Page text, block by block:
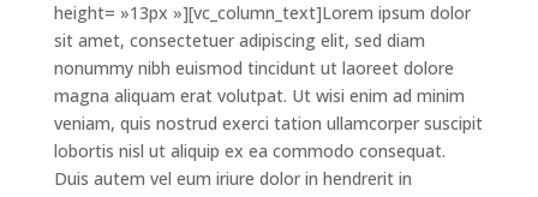
height= »13px »][vc_column_text]Lorem ipsum dolor
sit amet, consectetuer adipiscing elit, sed diam
nonummy nibh euismod tincidunt ut laoreet dolore
magna aliquam erat volutpat. Ut wisi enim ad minim
veniam, quis nostrud exerci tation ullamcorper suscipit
lobortis nisl ut aliquip ex ea commodo consequat.
Duis autem vel eum iriure dolor in hendrerit in